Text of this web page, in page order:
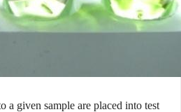
a given sample are placed into test